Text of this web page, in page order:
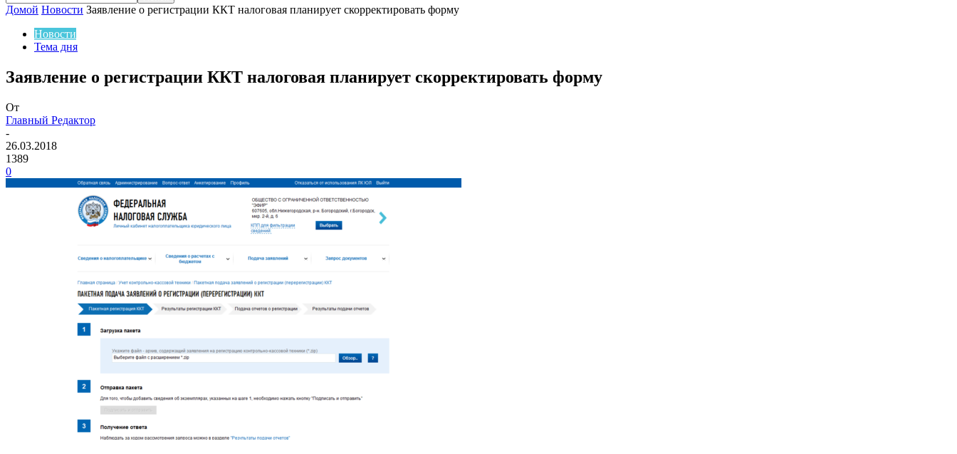
Домой Новости Заявление о регистрации ККТ налоговая планирует скорректировать форму
Новости
Тема дня
Заявление о регистрации ККТ налоговая планирует скорректировать форму
От
Главный Редактор
-
26.03.2018
1389
0